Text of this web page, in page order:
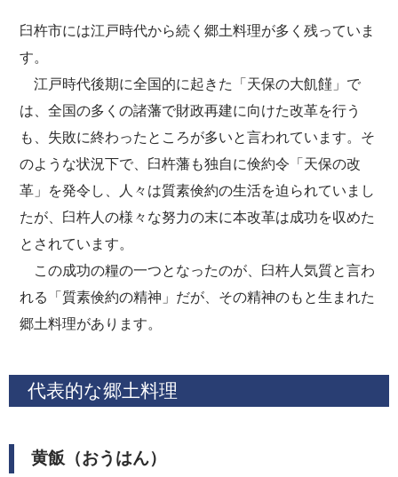
臼杵市には江戸時代から続く郷土料理が多く残っていま
す。
江戸時代後期に全国的に起きた「天保の大飢饉」で
は、全国の多くの諸藩で財政再建に向けた改革を行う
も、失敗に終わったところが多いと言われています。そ
のような状況下で、臼杵藩も独自に倹約令「天保の改
革」を発令し、人々は質素倹約の生活を迫られていまし
たが、臼杵人の様々な努力の末に本改革は成功を収めた
とされています。
この成功の糧の一つとなったのが、臼杵人気質と言わ
れる「質素倹約の精神」だが、その精神のもと生まれた
郷土料理があります。
代表的な郷土料理
黄飯（おうはん）